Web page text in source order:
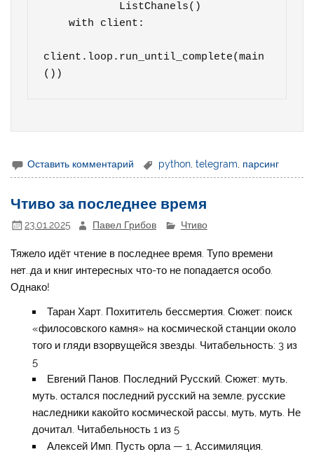
    with client:
client.loop.run_until_complete(main
())
Оставить комментарий python ,telegram парсинг
Чтиво за последнее время
23.01.2025 Павел Грибов Чтиво
Тяжело идёт чтение в последнее время. Тупо времени
нет..да и книг интересных что-то не попадается особо.
Однако!
Таран Харт. Похититель бессмертия. Сюжет: поиск
«филосовского камня» на космической станции около
того и гляди взорвущейся звезды. Читабельность: 3 из
5
Евгений Панов. Последний Русский. Сюжет: муть,
муть, остался последний русский на земле, русские
наследники какойто космической рассы, муть, муть. Не
дочитал. Читабельность 1 из 5
Алексей Имп. Пусть орла — 1, Ассимиляция.